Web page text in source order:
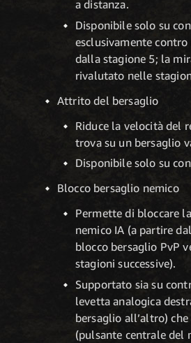
a distanza.
Disponibile solo su
esclusivamente
dalla stagione 5; la
rivalutato nelle
Attrito del bersaglio
Riduce la velocità del
trova su un bersaglio
Disponibile solo su
Blocco bersaglio nemico
Permette di bloccare
nemico IA (a partire
blocco bersaglio PvP
stagioni successive).
Supportato sia su
levetta analogica
bersaglio all’altro)
(pulsante centrale del